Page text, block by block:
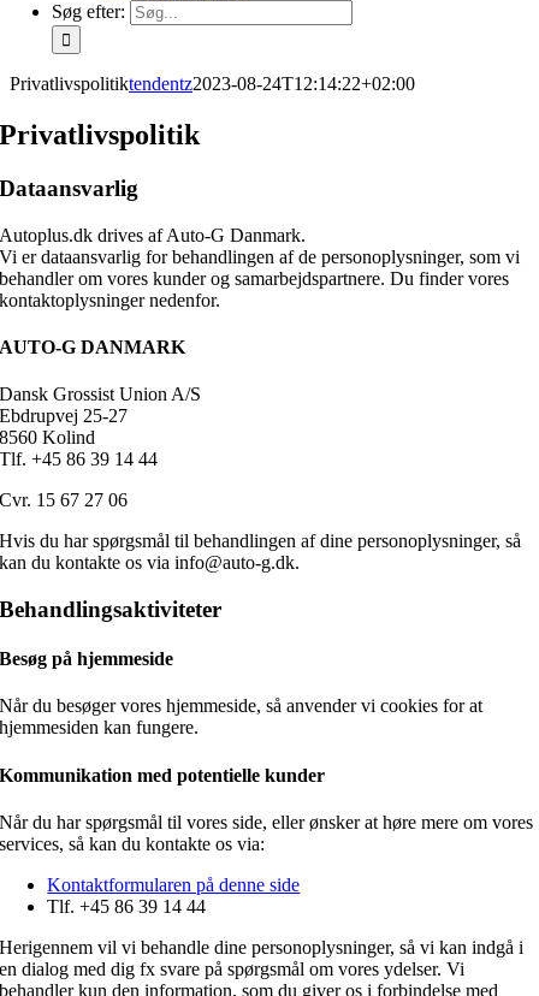
Søg efter:
Privatlivspolitiktendentz2023-08-24T12:14:22+02:00
Privatlivspolitik
Dataansvarlig
Autoplus.dk drives af Auto-G Danmark.
Vi er dataansvarlig for behandlingen af de personoplysninger, som vi
behandler om vores kunder og samarbejdspartnere. Du finder vores
kontaktoplysninger nedenfor.
AUTO-G DANMARK
Dansk Grossist Union A/S
Ebdrupvej 25-27
8560 Kolind
Tlf. +4586 39 14 44
Cvr. 15 67 27 06
Hvis du har spørgsmål til behandlingen af dine personoplysninger, så
kan du kontakte os via info@auto-g.dk.
Behandlingsaktiviteter
Besøg på hjemmeside
Når du besøger vores hjemmeside, så anvender vi cookies for at
hjemmesiden kan fungere.
Kommunikation med potentielle kunder
Når du har spørgsmål til vores side, eller ønsker at høre mere om vores
services, så kan du kontakte os via:
Kontaktformularen på denne side
Tlf. +4586 39 14 44
Herigennem vil vi behandle dine personoplysninger, så vi kan indgå i
en dialog med dig fx svare på spørgsmål om vores ydelser. Vi
behandler kun den information, som du giver os i forbindelse med